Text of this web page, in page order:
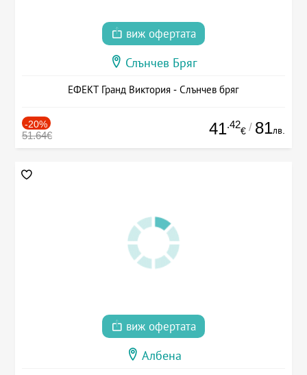
виж офертата
Слънчев Бряг
ЕФЕКТ Гранд Виктория - Слънчев бряг
-20%
51.64€ 41.42
€ / 81лв.
виж офертата
Албена